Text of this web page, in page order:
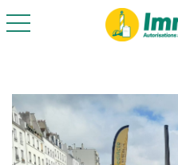
toggle navigation